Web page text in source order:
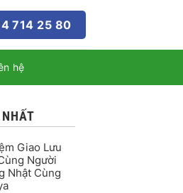
714 25 80
hệ
Giao Lưu
Người
Nhật Cùng